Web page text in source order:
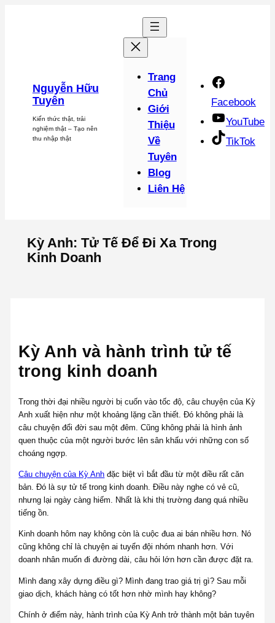
Nguyễn Hữu
Tuyên
Kiến thức thật, trải
nghiệm thật – Tạo nên
thu nhập thật
Trang
Chủ
Giới
Thiệu
Về
Tuyên
Blog
Liên Hệ
Facebook
YouTube
TikTok
Kỳ Anh: Tử Tế Để Đi Xa Trong
Kinh Doanh
Kỳ Anh và hành trình tử tế
trong kinh doanh
Trong thời đại nhiều người bị cuốn vào tốc độ, câu chuyện của Kỳ
Anh xuất hiện như một khoảng lặng cần thiết. Đó không phải là
câu chuyện đổi đời sau một đêm. Cũng không phải là hình ảnh
quen thuộc của một người bước lên sân khấu với những con số
choáng ngợp.
Câu chuyện của Kỳ Anh đặc biệt vì bắt đầu từ một điều rất căn
bản. Đó là sự tử tế trong kinh doanh. Điều này nghe có vẻ cũ,
nhưng lại ngày càng hiếm. Nhất là khi thị trường đang quá nhiều
tiếng ồn.
Kinh doanh hôm nay không còn là cuộc đua ai bán nhiều hơn. Nó
cũng không chỉ là chuyện ai tuyển đội nhóm nhanh hơn. Với
doanh nhân muốn đi đường dài, câu hỏi lớn hơn cần được đặt ra.
Mình đang xây dựng điều gì? Mình đang trao giá trị gì? Sau mỗi
giao dịch, khách hàng có tốt hơn nhờ mình hay không?
Chính ở điểm này, hành trình của Kỳ Anh trở thành một bản tuyên